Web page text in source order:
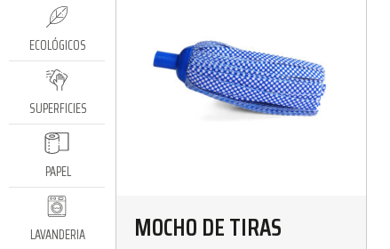
ECOLÓGICOS
SUPERFICIES
PAPEL
LAVANDERIA MOCHO DE TIRAS